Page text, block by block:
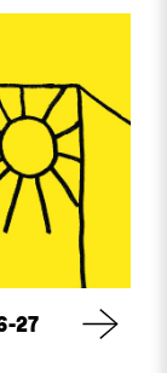
27